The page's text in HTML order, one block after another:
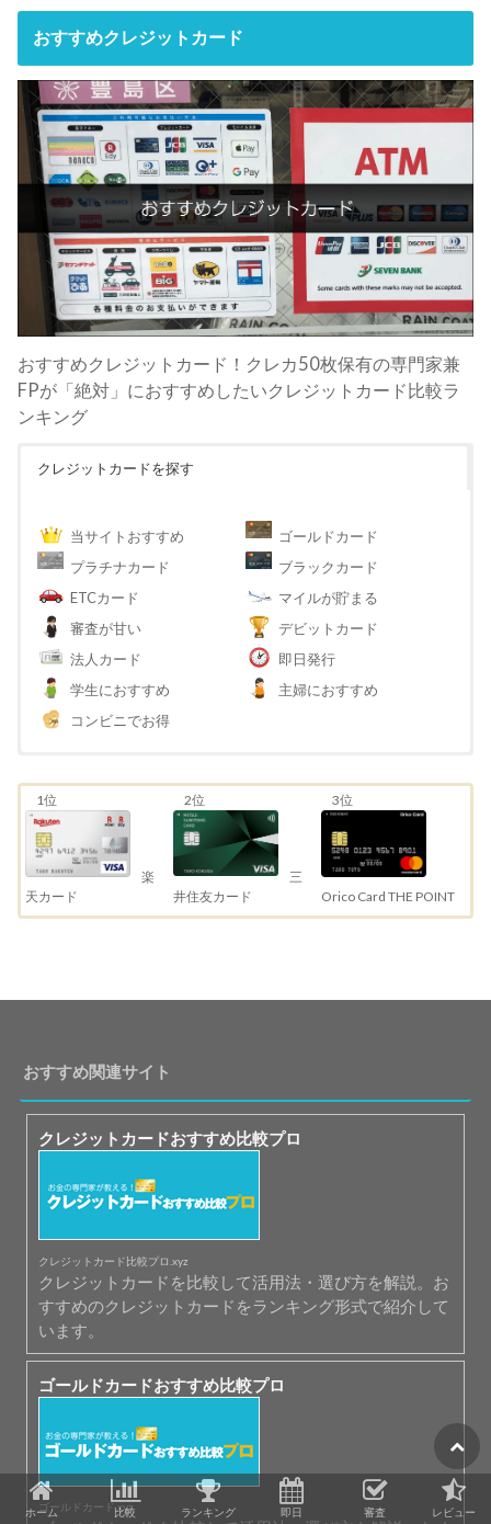
おすすめクレジットカード
おすすめクレジットカード！クレカ50枚保有の専門家兼
FPが「絶対」におすすめしたいクレジットカード比較ラ
ンキング
クレジットカードを探す
当サイトおすすめ
ゴールドカード
プラチナカード
ブラックカード
ETCカード
マイルが貯まる
審査が甘い
デビットカード
法人カード
即日発行
学生におすすめ
主婦におすすめ
コンビニでお得
1位
楽
天カード
2位
三
井住友カード
3位
Orico Card THE POINT
おすすめ関連サイト
クレジットカードおすすめ比較プロ
クレジットカード比較プロ.xyz
クレジットカードを比較して活用法・選び方を解説。お
すすめのクレジットカードをランキング形式で紹介して
います。
ゴールドカードおすすめ比較プロ
ゴールドカード.xyz
ホーム 比較 ランキング 即日 審査 レビュー